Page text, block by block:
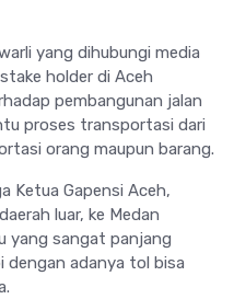
yang dihubungi media
holder di Aceh
pembangunan jalan
proses transportasi dari
orang maupun barang.
Ketua Gapensi Aceh,
luar, ke Medan
yang sangat panjang
dengan adanya tol bisa